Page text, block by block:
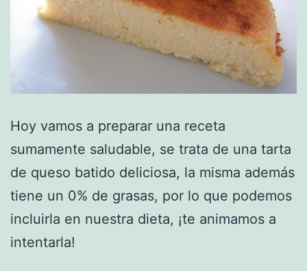
Hoy vamos a preparar una receta
sumamente saludable, se trata de una tarta
de queso batido deliciosa, la misma además
tiene un 0% de grasas, por lo que podemos
incluirla en nuestra dieta, ¡te animamos a
intentarla!